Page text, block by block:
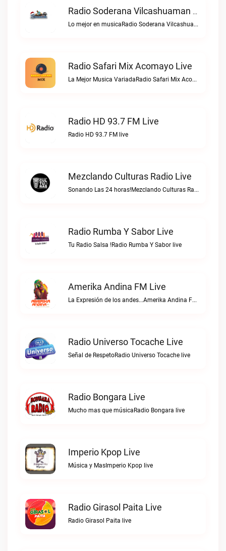
Radio Soderana Vilcashuaman Live
Lo mejor en musicaRadio Soderana Vilcashuaman live
Radio Safari Mix Acomayo Live
La Mejor Musica VariadaRadio Safari Mix Acomayo live
Radio HD 93.7 FM Live
Radio HD 93.7 FM live
Mezclando Culturas Radio Live
Sonando Las 24 horas!Mezclando Culturas Radio live
Radio Rumba Y Sabor Live
Tu Radio Salsa !Radio Rumba Y Sabor live
Amerika Andina FM Live
La Expresión de los andes...Amerika Andina FM live
Radio Universo Tocache Live
Señal de RespetoRadio Universo Tocache live
Radio Bongara Live
Mucho mas que músicaRadio Bongara live
Imperio Kpop Live
Música y MasImperio Kpop live
Radio Girasol Paita Live
Radio Girasol Paita live